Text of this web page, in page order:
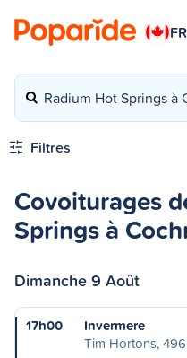
FR
Radium Hot Springs à
Filtres
Covoiturages
Springs à
Dimanche 9 Août
17h00
Invermere
Tim Hortons,